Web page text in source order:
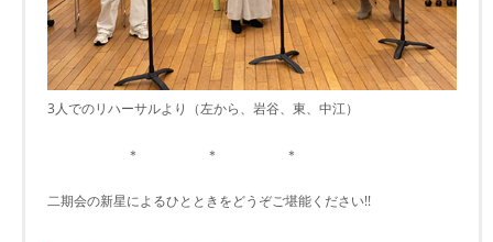
3人でのリハーサルより（左から、岩谷、東、中江）
＊ ＊ ＊
二期会の新星によるひとときをどうぞご堪能ください!!